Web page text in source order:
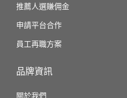
推薦人選賺佣金
申請平台合作
員工再職方案
品牌資訊
關於我們